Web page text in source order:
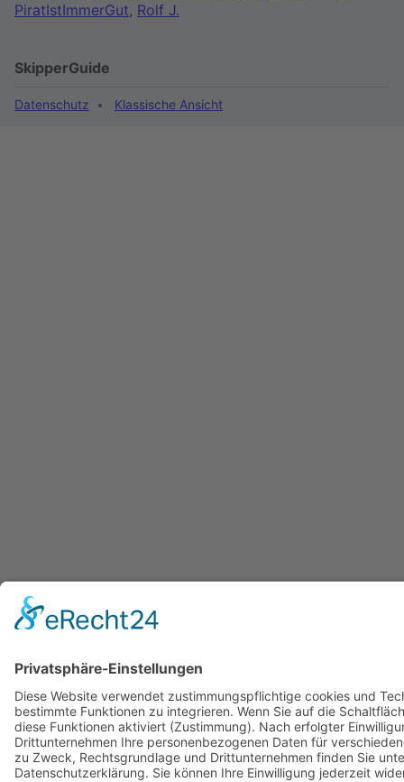
PiratIstImmerGut, Rolf J.
SkipperGuide
Datenschutz Klassische Ansicht